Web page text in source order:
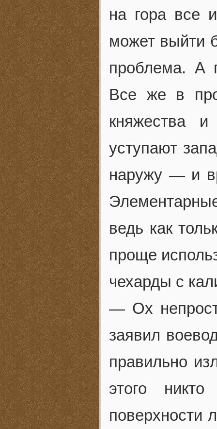
на гора все
может выйти
проблема. А
Все же в
княжества
уступают
наружу — и
ведь как
проще
чехарды с
— Ох
заявил
правильно
этого
поверхности